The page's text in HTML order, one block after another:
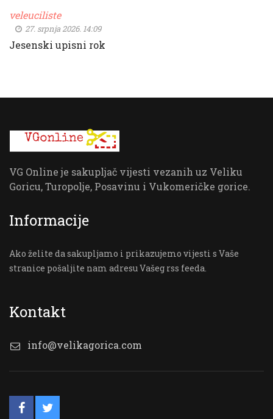
veleuciliste
27. srpnja 2026. 14:09
Jesenski upisni rok
VG Online je sakupljač vijesti vezanih uz Veliku
Goricu, Turopolje, Posavinu i Vukomeričke gorice.
Informacije
Ako želite da sakupljamo i prikazujemo vijesti s Vaše
stranice pošaljite nam adresu Vašeg rss feeda.
Kontakt
info@velikagorica.com